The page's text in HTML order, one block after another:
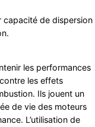
capacité de dispersion
les performances
les effets
Ils jouent un
de vie des moteurs
L’utilisation de